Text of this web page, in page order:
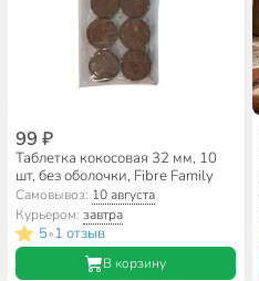
99 ₽
Таблетка кокосовая 32 мм, 10
шт, без оболочки, Fibre Family
Самовывоз: 10 августа
Курьером:завтра
5•1 отзыв
В корзину